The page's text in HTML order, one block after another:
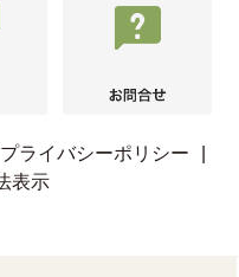
プライバシーポリシー
表示